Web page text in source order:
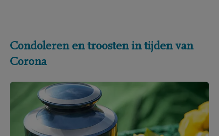
Condoleren en troosten in tijden van
Corona